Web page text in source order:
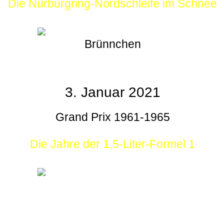
Die Nürburgring-Nordschleife im Schnee
Brünnchen
3. Januar 2021
Grand Prix 1961-1965
Die Jahre der 1,5-Liter-Formel 1